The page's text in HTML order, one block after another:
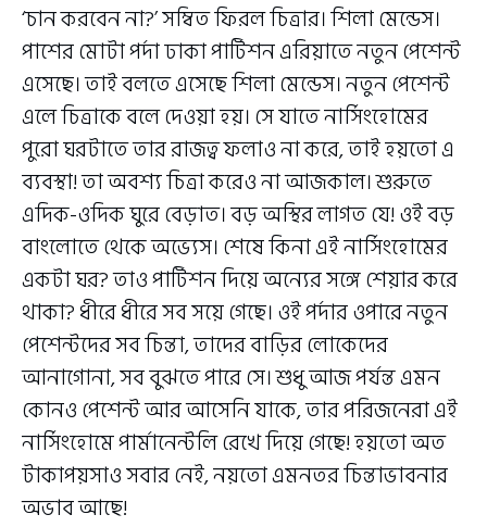
‘চান করবেন না?’ সম্বিত ফিরল চিত্রার। শিলা মেন্ডেস।
পাশের মোটা পর্দা ঢাকা পার্টিশন এরিয়াতে নতুন পেশেন্ট
এসেছে। তাই বলতে এসেছে শিলা মেন্ডেস। নতুন পেশেন্ট
এলে চিত্রাকে বলে দেওয়া হয়। সে যাতে নার্সিংহোমের
পুরো ঘরটাতে তার রাজত্ব ফলাও না করে, তাই হয়তো এ
ব্যবস্থা! তা অবশ্য চিত্রা করেও না আজকাল। শুরুতে
এদিক-ওদিক ঘুরে বেড়াত। বড় অস্থির লাগত যে! ওই বড়
বাংলোতে থেকে অভ্যেস। শেষে কিনা এই নার্সিংহোমের
একটা ঘর? তাও পার্টিশন দিয়ে অন্যের সঙ্গে শেয়ার করে
থাকা? ধীরে ধীরে সব সয়ে গেছে। ওই পর্দার ওপারে নতুন
পেশেন্টদের সব চিন্তা, তাদের বাড়ির লোকেদের
আনাগোনা, সব বুঝতে পারে সে। শুধু আজ পর্যন্ত এমন
কোনও পেশেন্ট আর আসেনি যাকে, তার পরিজনেরা এই
নার্সিংহোমে পার্মানেন্টলি রেখে দিয়ে গেছে! হয়তো অত
টাকাপয়সাও সবার নেই, নয়তো এমনতর চিন্তাভাবনার
অভাব আছে!